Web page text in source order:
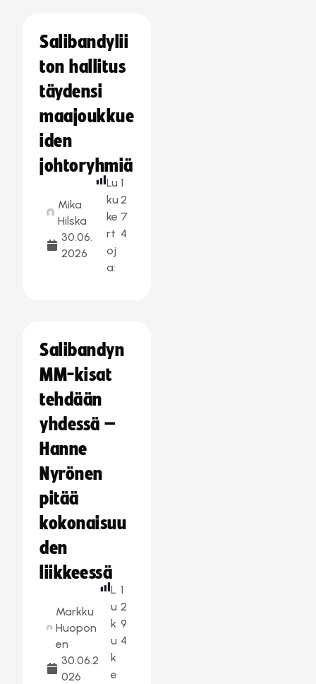
Salibandylii
ton hallitus
täydensi
maajoukkue
iden
johtoryhmiä
Mika
Hilska
30.06.
2026
Lu
ku
ke
rt
oj
a:
1
2
7
4
Salibandyn
MM-kisat
tehdään
yhdessä –
Hanne
Nyrönen
pitää
kokonaisuu
den
liikkeessä
Markku
Huopon
en
30.06.2
026
L
u
k
u
k
e
1
2
9
4